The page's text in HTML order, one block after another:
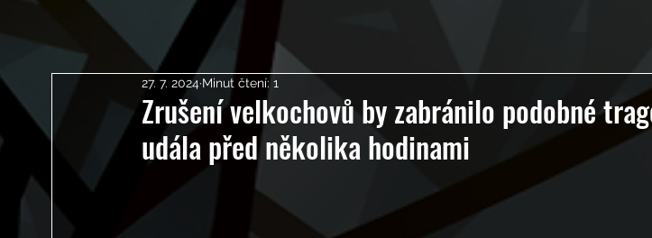
Zrušení velkochovů by zabránilo podobné
udála před několika hodinami
27. 7. 2024 Minut čtení: 1